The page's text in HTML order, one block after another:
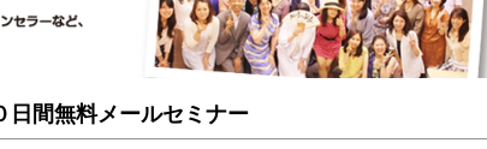
日間無料メールセミナー